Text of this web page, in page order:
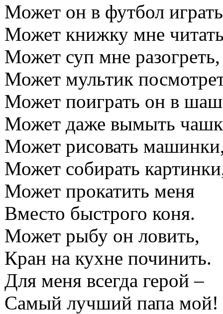
Может он в футбол
Может книжку мне
Может суп мне разогреть,
Может мультик
Может поиграть он в
Может даже вымыть
Может рисовать
Может собирать
Может прокатить меня
Вместо быстрого коня.
Может рыбу он ловить,
Кран на кухне починить.
Для меня всегда герой –
Самый лучший папа мой!